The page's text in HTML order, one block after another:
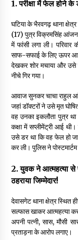
6
बाबा
का
6
6
1. परीक्षा में फेल होने
घटिया के भैरवगढ़ थाना
(17) पुत्र विक्रमसिंह
में फांसी लगा ली। परिवार
साफ-सफाई के लिए ऊपर आईं
देखकर शोर मचाया और
नीचे गिर गया।
आवाज सुनकर चाचा राहुल
जहां डॉक्टरों ने उसे मृत
वह उनका इकलौता पुत्र
कक्षा में सप्लीमेंट्री आई
उसे डर था कि वह फेल हो
कर ली। पुलिस ने
2. युवक ने आत्महत्या से
ठहराया जिम्मेदार!
देवासगेट थाना क्षेत्र स्थित
सल्फास खाकर आत्महत्या
अपनी पत्नी, सास, मौसी
प्रताड़ना के आरोप लगाए।